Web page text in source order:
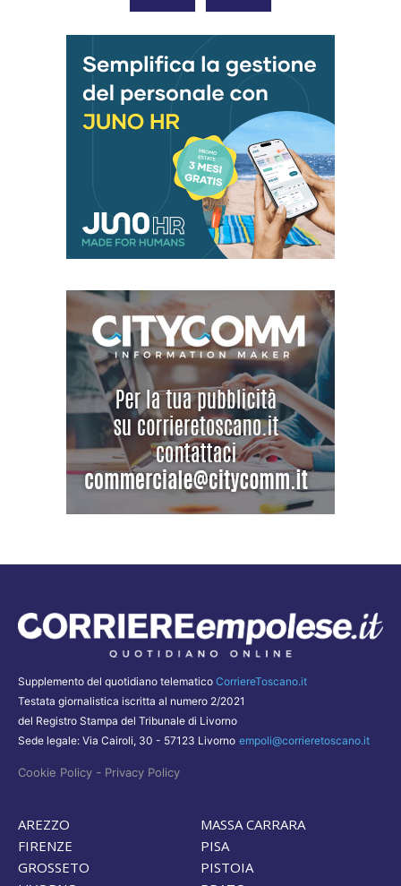
Supplemento del quotidiano telematico CorriereToscano.it
Testata giornalistica iscritta al numero 2/2021
del Registro Stampa del Tribunale di Livorno
Sede legale: Via Cairoli, 30 - 57123 Livorno empoli@corrieretoscano.it
Cookie Policy - Privacy Policy
AREZZO
FIRENZE
GROSSETO
MASSA CARRARA
PISA
PISTOIA